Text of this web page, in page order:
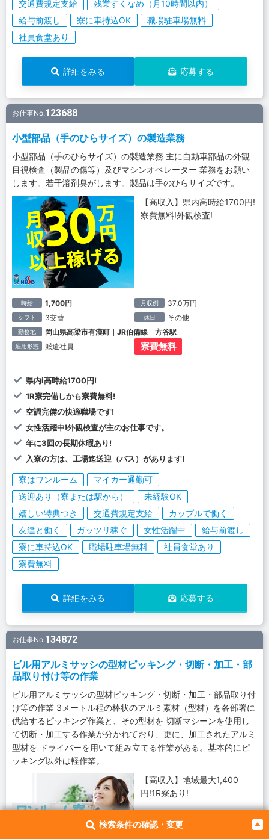
検索条件の確認・変更
交通費規定支給
残業すくなめ（月10時間以内）
給与前渡し
寮に車持込OK
職場駐車場無料
社員食堂あり
詳細をみる 応募する
お仕事No.123688
小型部品（手のひらサイズ）の製造業務
小型部品（手のひらサイズ）の製造業務 主に自動車部品の外観
目視検査（製品の傷等）及びマシンオペレーター 業務をお願い
します。若干溶剤臭がします。製品は手のひらサイズです。
【高収入】県内高時給1700円!
寮費無料!外観検査!
時給 1,700円 月収例 37.0万円
シフト 3交替 休日 その他
勤務地 岡山県高梁市有漢町｜JR伯備線 方谷駅
雇用形態 派遣社員 寮費無料
県内i高時給1700円!
1R寮完備しかも寮費無料!
空調完備の快適職場です!
女性活躍中!外観検査が主のお仕事です。
年に3回の長期休暇あり!
入寮の方は、工場迄送迎（バス）があります!
寮はワンルーム
マイカー通勤可
送迎あり（寮または駅から）
未経験OK
嬉しい特典つき
交通費規定支給
カップルで働く
友達と働く
ガッツリ稼ぐ 女性活躍中
給与前渡し
寮に車持込OK
職場駐車場無料
社員食堂あり
寮費無料
詳細をみる 応募する
お仕事No.134872
ビル用アルミサッシの型材ピッキング・切断・加工・部
品取り付け等の作業
ビル用アルミサッシの型材ピッキング・切断・加工・部品取り付
け等の作業 3メートル程の棒状のアルミ素材（型材）を各部署に
供給するピッキング作業と、その型材を 切断マシーンを使用し
て切断・加工する作業が分かれており、更に、加工されたアルミ
型材を ドライバーを用いて組み立てる作業がある。基本的にピ
ッキング以外は軽作業。
【高収入】地域最大1,400
円!1R寮あり!